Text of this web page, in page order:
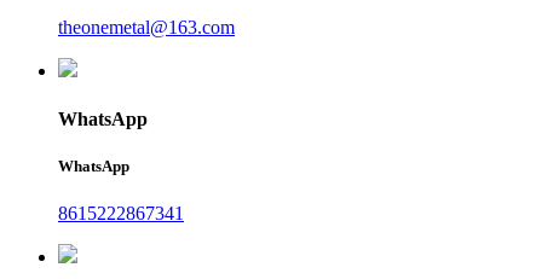
theonemetal@163.com
WhatsApp
WhatsApp
8615222867341